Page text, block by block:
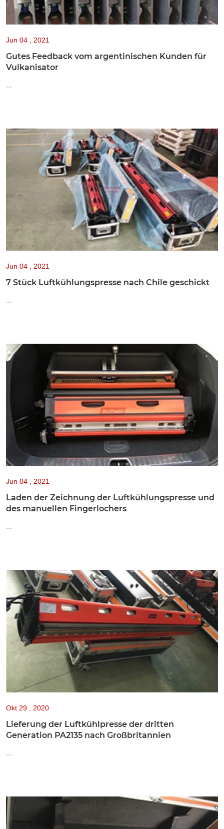
Jun 04 , 2021
Gutes Feedback vom argentinischen Kunden für
Vulkanisator
...
Jun 04 , 2021
7 Stück Luftkühlungspresse nach Chile geschickt
...
Jun 04 , 2021
Laden der Zeichnung der Luftkühlungspresse und
des manuellen Fingerlochers
...
Okt 29 , 2020
Lieferung der Luftkühlpresse der dritten
Generation PA2135 nach Großbritannien
...